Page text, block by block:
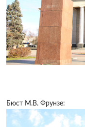
Бюст М.В. Фрунзе: